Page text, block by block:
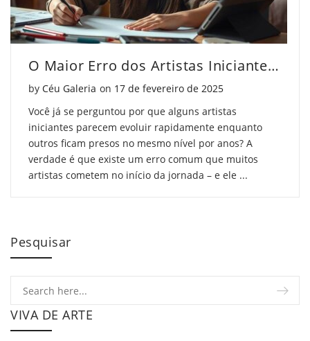
O Maior Erro dos Artistas Iniciantes (e Como Evitar)
by Céu Galeria on Posted on
17 de fevereiro de 2025
Você já se perguntou por que alguns artistas
iniciantes parecem evoluir rapidamente enquanto
outros ficam presos no mesmo nível por anos? A
verdade é que existe um erro comum que muitos
artistas cometem no início da jornada – e ele ...
Pesquisar
VIVA DE ARTE